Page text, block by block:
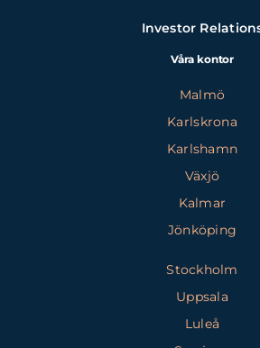
Investor
Våra kontor
Malmö
Karlskrona
Karlshamn
Växjö
Kalmar
Jönköping
Stockholm
Uppsala
Luleå